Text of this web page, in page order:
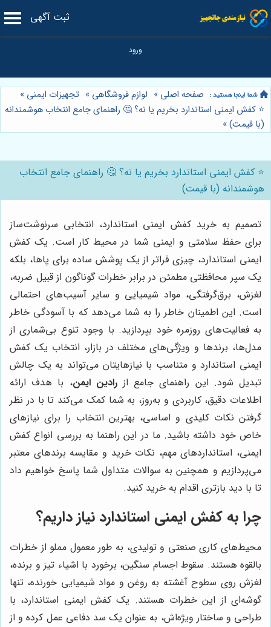
ثبت آگهی
صفحه اصلی » لوازم فروشگاهی » تجهیزات ایمنی »
⭐️ کفش ایمنی استاندارد بخریم یا نه؟ 🤔 راهنمای جامع انتخاب هوشمندانه
(با قیمت)»
⭐️ کفش ایمنی استاندارد بخریم یا نه؟ 🤔 راهنمای جامع انتخاب
هوشمندانه (با قیمت)
تصمیم به خرید کفش ایمنی استاندارد، انتخابی سرنوشت‌ساز
برای حفظ سلامتی و ایمنی شما در محیط کار است. یک کفش
ایمنی استاندارد، چیزی فراتر از یک پوشش ساده برای پاها، بلکه
یک سپر محافظتی مطمئن در برابر خطرات گوناگون از قبیل ضربه،
لغزش، برق‌گرفتگی، مواد شیمیایی و سایر آسیب‌های احتمالی
است. این اطمینان خاطر را به شما می‌دهد که با آسودگی خاطر
به فعالیت‌های روزمره خود بپردازید. با وجود تنوع بی‌شماری از
مدل‌ها، برندها و ویژگی‌های مختلف در بازار، انتخاب یک کفش
ایمنی استاندارد و متناسب با نیازهایتان می‌تواند به یک چالش
تبدیل شود. این راهنمای جامع ازرادین ایمن، با هدف ارائه
اطلاعات دقیق، کاربردی و به‌روز، به شما کمک می‌کند تا با در نظر
گرفتن نکات کلیدی و اساسی، بهترین انتخاب را برای نیازهای
خاص خود داشته باشید. ما در این راهنما به بررسی انواع کفش
ایمنی، استانداردهای مهم، نکات خرید و مقایسه برندهای معتبر
می‌پردازیم و همچنین به سوالات متداول شما پاسخ خواهیم داد
تا با دید بازتری اقدام به خرید کنید.
چرا به کفش ایمنی استاندارد نیاز داریم؟
محیط‌های کاری صنعتی و تولیدی، به طور معمول مملو از خطرات
بالقوه هستند. سقوط اجسام سنگین، برخورد با اشیاء تیز و برنده،
لغزش روی سطوح آغشته به روغن و مواد شیمیایی خورنده، تنها
گوشه‌ای از این خطرات هستند. یک کفش ایمنی استاندارد، با
طراحی و ساختار ویژه‌اش، به عنوان یک سد دفاعی عمل کرده و از